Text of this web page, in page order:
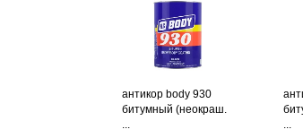
антикор body 930
битумный (неокраш.
...
...